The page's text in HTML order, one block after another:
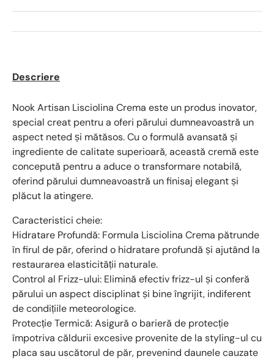
Descriere
Nook Artisan Lisciolina Crema este un produs inovator,
special creat pentru a oferi părului dumneavoastră un
aspect neted și mătăsos. Cu o formulă avansată și
ingrediente de calitate superioară, această cremă este
concepută pentru a aduce o transformare notabilă,
oferind părului dumneavoastră un finisaj elegant și
plăcut la atingere.
Caracteristici cheie:
Hidratare Profundă: Formula Lisciolina Crema pătrunde
în firul de păr, oferind o hidratare profundă și ajutând la
restaurarea elasticității naturale.
Control al Frizz-ului: Elimină efectiv frizz-ul și conferă
părului un aspect disciplinat și bine îngrijit, indiferent
de condițiile meteorologice.
Protecție Termică: Asigură o barieră de protecție
împotriva căldurii excesive provenite de la styling-ul cu
placa sau uscătorul de păr, prevenind daunele cauzate